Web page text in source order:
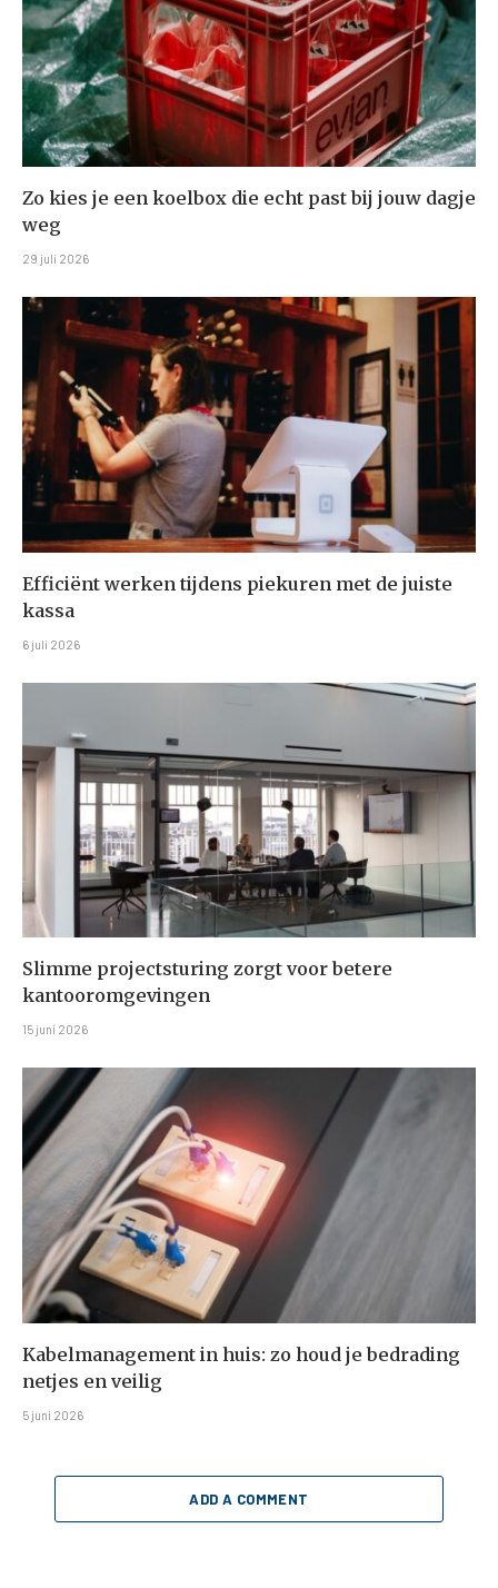
Zo kies je een koelbox die echt past bij jouw dagje
weg
29 juli 2026
Efficiënt werken tijdens piekuren met de juiste
kassa
6 juli 2026
Slimme projectsturing zorgt voor betere
kantooromgevingen
15 juni 2026
Kabelmanagement in huis: zo houd je bedrading
netjes en veilig
5 juni 2026
ADD A COMMENT